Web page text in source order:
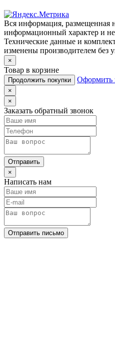
Вся информация, размещенная
информационный характер и
Технические данные и
изменены производителем без
×
Товар в корзине
Продолжить покупки Оформить
×
×
Заказать обратный звонок
Отправить
×
Написать нам
Отправить письмо